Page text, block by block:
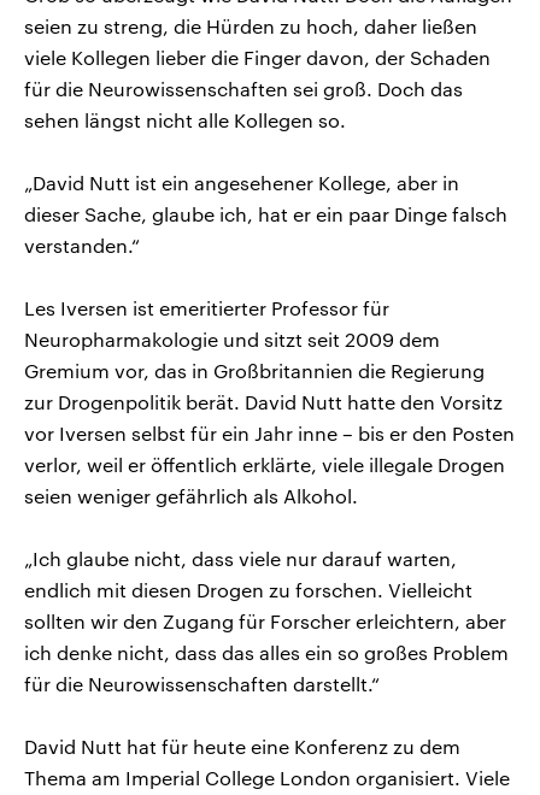
seien zu streng, die Hürden zu hoch, daher ließen
viele Kollegen lieber die Finger davon, der Schaden
für die Neurowissenschaften sei groß. Doch das
sehen längst nicht alle Kollegen so.
„David Nutt ist ein angesehener Kollege, aber in
dieser Sache, glaube ich, hat er ein paar Dinge falsch
verstanden.“
Les Iversen ist emeritierter Professor für
Neuropharmakologie und sitzt seit 2009 dem
Gremium vor, das in Großbritannien die Regierung
zur Drogenpolitik berät. David Nutt hatte den Vorsitz
vor Iversen selbst für ein Jahr inne – bis er den Posten
verlor, weil er öffentlich erklärte, viele illegale Drogen
seien weniger gefährlich als Alkohol.
„Ich glaube nicht, dass viele nur darauf warten,
endlich mit diesen Drogen zu forschen. Vielleicht
sollten wir den Zugang für Forscher erleichtern, aber
ich denke nicht, dass das alles ein so großes Problem
für die Neurowissenschaften darstellt.“
David Nutt hat für heute eine Konferenz zu dem
Thema am Imperial College London organisiert. Viele